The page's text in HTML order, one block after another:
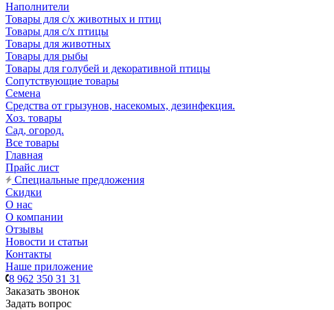
Наполнители
Товары для с/х животных и птиц
Товары для с/х птицы
Товары для животных
Товары для рыбы
Товары для голубей и декоративной птицы
Сопутствующие товары
Семена
Средства от грызунов, насекомых, дезинфекция.
Хоз. товары
Сад, огород.
Все товары
Главная
Прайс лист
Специальные предложения
Скидки
О нас
О компании
Отзывы
Новости и статьи
Контакты
Наше приложение
8 962 350 31 31
Заказать звонок
Задать вопрос